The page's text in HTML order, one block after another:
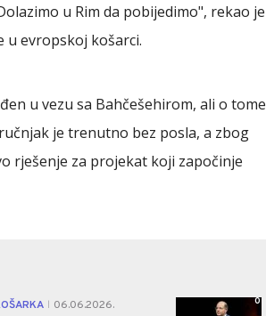
u Rim da pobijedimo", rekao je
u evropskoj košarci.
u vezu sa Bahčešehirom, ali o tome
je trenutno bez posla, a zbog
rješenje za projekat koji započinje
06.06.2026.
0